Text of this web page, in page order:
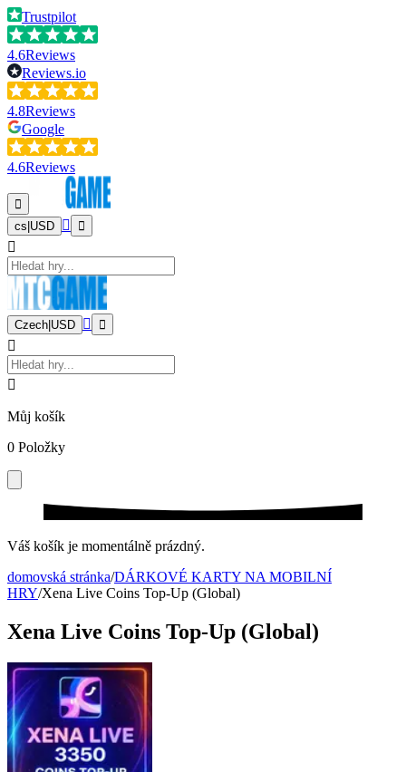
Trustpilot
4.6Reviews
Reviews.io
4.8Reviews
Google
4.6Reviews
cs USD
Czech USD
Můj košík
0 Položky
Váš košík je momentálně prázdný.
domovská stránka/DÁRKOVÉ KARTY NA MOBILNÍ
HRY/Xena Live Coins Top-Up (Global)
Xena Live Coins Top-Up (Global)